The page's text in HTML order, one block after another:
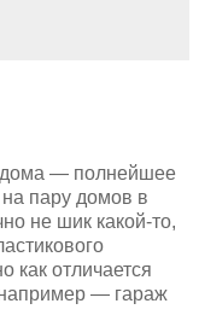
дома — полнейшее
пару домов в
не шик какой-то,
как отличается
— гараж